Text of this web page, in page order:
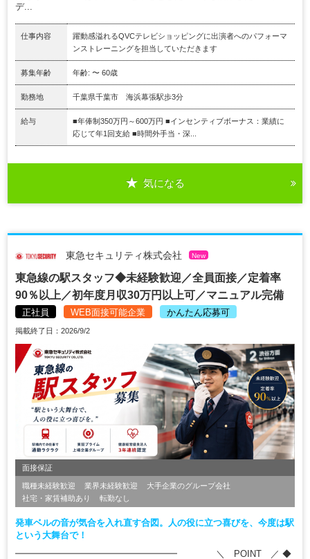
デ...
仕事内容
躍動感溢れるQVCテレビショッピングに出演者へのパフォーマ
ンストレーニングを担当していただきます
募集年齢 年齢: 〜 60歳
勤務地 千葉県千葉市 海浜幕張駅歩3分
給与
■年俸制350万円～600万円 ■インセンティブボーナス：業績に
応じて年1回支給 ■時間外手当・深...
気になる
東急セキュリティ株式会社 New
東急線の駅スタッフ◆未経験歓迎／全員面接／定着率
90％以上／初年度月収30万円以上可／マニュアル完備
正社員 WEB面接可能企業 かんたん応募可
掲載終了日：2026/9/2
面接保証
職種未経験歓迎 業界未経験歓迎
大手企業のグループ会社
社宅・家賃補助あり
転勤なし
発車ベルの音が気合を入れ直す合図。人の役に立つ喜びを、今度は駅
という大舞台で！
━━━━━━━━━━━━━━━━━━ ＼ POINT ／ ◆